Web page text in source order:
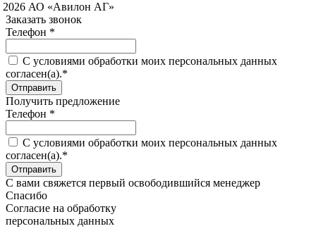
АО «Авилон АГ»
Заказать звонок
Телефон *
C условиями обработки моих персональных данных
согласен(а).*
Получить предложение
Телефон *
C условиями обработки моих персональных данных
согласен(а).*
С вами свяжется первый освободившийся менеджер
Спасибо
Согласие на обработку
персональных данных